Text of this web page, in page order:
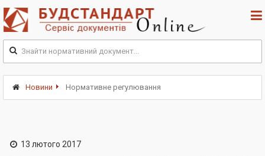
Новини Нормативне регулювання
13 лютого 2017